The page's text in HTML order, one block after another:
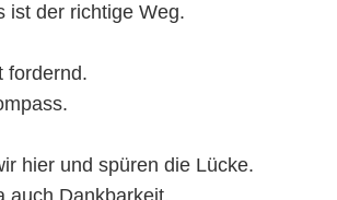
ist der richtige Weg.
fordernd.
hier und spüren die Lücke.